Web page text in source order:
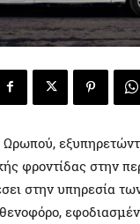
φροντίδας στην
στην υπηρεσία